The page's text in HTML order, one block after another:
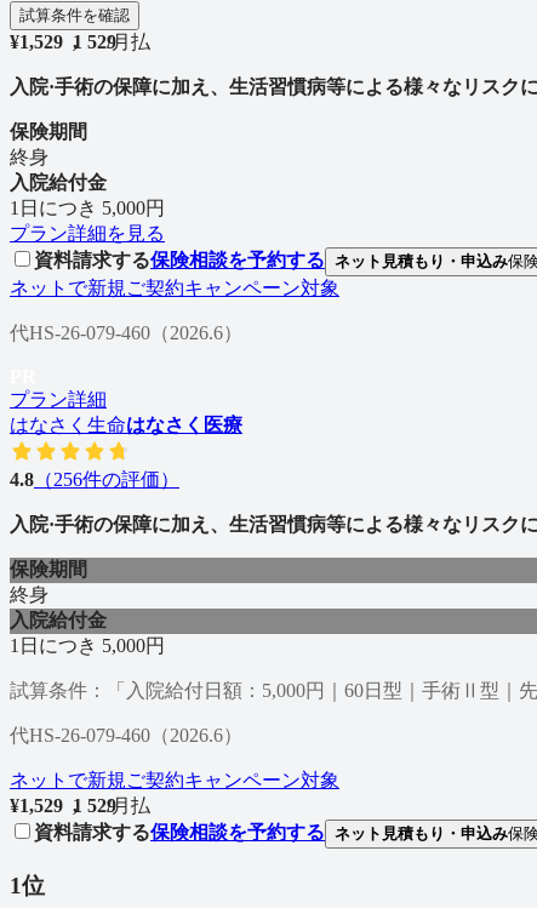
試算条件を確認
¥1,529 1
, 529
/月払
入院·手術の保障に加え、生活習慣病等による様々なリスク
保険期間
終身
入院給付金
1日につき 5,000円
プラン詳細を見る
資料請求する保険相談を予約する ネット見積もり・申込み保
ネットで新規ご契約キャンペーン対象
代HS-26-079-460（2026.6）
プラン詳細
はなさく生命はなさく医療
4.8 （256件の評価）
入院·手術の保障に加え、生活習慣病等による様々なリスク
保険期間
終身
入院給付金
1日につき 5,000円
試算条件：「入院給付日額：5,000円｜60日型｜手術Ⅱ型｜
代HS-26-079-460（2026.6）
ネットで新規ご契約キャンペーン対象
¥1,529 1
, 529
/月払
資料請求する保険相談を予約する ネット見積もり・申込み保
1位